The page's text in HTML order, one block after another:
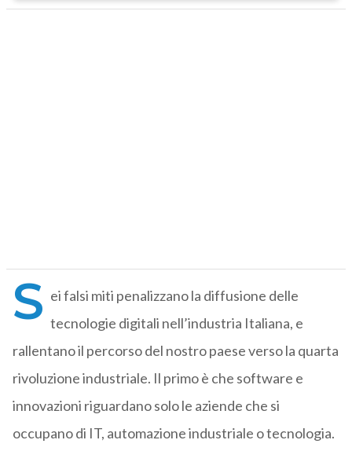
S ei falsi miti penalizzano la diffusione delle
tecnologie digitali nell’industria Italiana, e
rallentano il percorso del nostro paese verso la quarta
rivoluzione industriale. Il primo è che software e
innovazioni riguardano solo le aziende che si
occupano di IT, automazione industriale o tecnologia.